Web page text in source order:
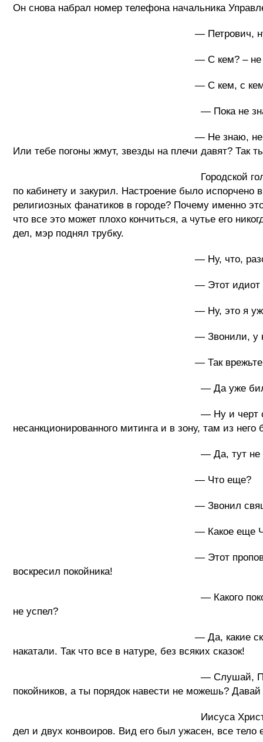
Он снова набрал номер телефона начальника
— Петрович, ну что там
— С кем? – не понял
— С кем, с кем – с Римским папой!
— Пока не знаю,
— Не знаю, не знаю! Ты когда-нибудь,
Или тебе погоны жмут, звезды на плечи давят? Так
Городской голова с остервенением
по кабинету и закурил. Настроение было испорчено
религиозных фанатиков в городе? Почему именно
что все это может плохо кончиться, а чутье его
дел, мэр поднял трубку.
— Ну, что, разобрался? –
— Этот идиот утверждает, что он ни
— Ну, это я уже слышал, вы в
— Звонили, у них такого нет, все
— Так врежьте ему как
— Да уже били, а он долдонит
— Ну и черт с ним, хоть Иисус,
несанкционированного митинга и в зону, там из
— Да, тут не все так
— Что еще?
— Звонил священник, весь
— Какое еще ЧП может
— Этот проповедник, который
воскресил покойника!
— Какого покойника? Ты что мне
не успел?
— Да, какие сказки, ко мне только
накатали. Так что все в натуре, без всяких сказок!
— Слушай, Петрович, что за дела
покойников, а ты порядок навести не можешь?
Иисуса Христа привели в кабинет
дел и двух конвоиров. Вид его был ужасен, все тело